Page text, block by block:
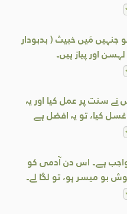
جنہیں مَیں خبیث ( بدبودار
اور پیاز ہیں۔
سنت پر عمل کیا اور یہ
کیا، تو یہ افضل ہے
ہے۔ اس دن آدمی کو
بو میسر ہو، تو لگا لے۔